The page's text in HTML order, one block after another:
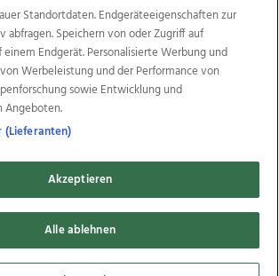
des Medienhauses Wimmer
i.at OÖNow
Ischler Woche
OÖNachrichten
OÖN Immobilien
OÖN Reise
Promenaden Galerien
wasistlos.at
© 2026 Tips Zeitungs GmbH & Co KG
developed by11x11.net
Cookie Einstellungen bearbeiten
Standortdaten. Endgeräteeigenschaften zur
abfragen. Speichern von oder Zugriff auf
Endgerät. Personalisierte Werbung und
Werbeleistung und der Performance von
sowie Entwicklung und
Angeboten.
(Lieferanten)
Akzeptieren
Alle ablehnen